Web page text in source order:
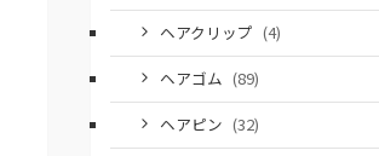
ヘアクリップ (4)
ヘアゴム (89)
ヘアピン (32)